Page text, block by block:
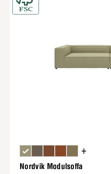
+
Nordvik Modulsoffa